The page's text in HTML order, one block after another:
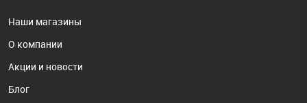
Наши магазины
О компании
Акции и новости
Блог